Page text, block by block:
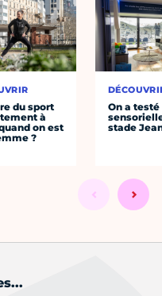
du sport
à
on est
?
On a
stade